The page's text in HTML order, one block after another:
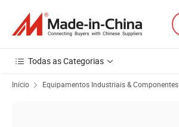
Todas as Categorias
Início Equipamentos Industriais & Componentes